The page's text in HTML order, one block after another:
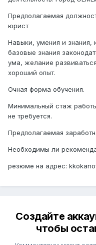
Предполагаемая
юрист
Навыки, умения и знания,
базовые знания
ума, желание
хороший опыт.
Очная форма обучения.
Минимальный стаж
не требуется.
Предполагаемая
Необходимы ли
резюме на адрес:
Создайте
чтобы